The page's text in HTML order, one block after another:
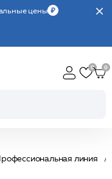
цены
линия